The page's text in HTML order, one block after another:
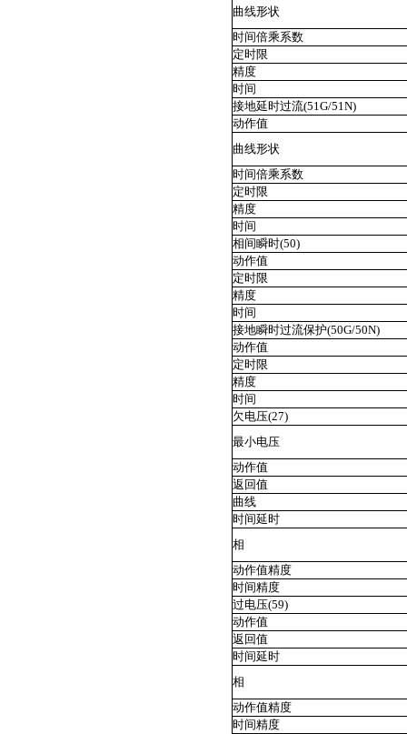
曲线形状
时间倍乘系数
定时限
精度
时间
接地延时过流(51G/51N)
动作值
曲线形状
时间倍乘系数
定时限
精度
时间
相间瞬时(50)
动作值
定时限
精度
时间
接地瞬时过流保护(50G/50N)
动作值
定时限
精度
时间
欠电压(27)
最小电压
动作值
返回值
曲线
时间延时
相
动作值精度
时间精度
过电压(59)
动作值
返回值
时间延时
相
动作值精度
时间精度